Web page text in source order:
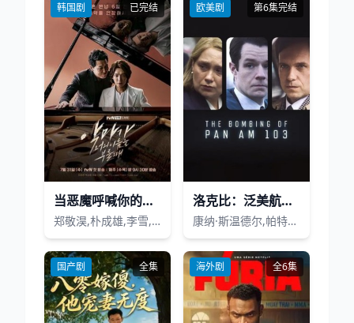
韩国剧 已完结
当恶魔呼喊你的名字时
郑敬淏,朴成雄,李雪,李艾,宋江,尹敬浩,金炯默,金元海,崔愉松
欧美剧 第6集完结
洛克比：泛美航空103号航班爆炸案第一季
康纳·斯温德尔,帕特里克·J·亚当斯,梅里特·韦弗,彼得·穆兰,托尼·库兰
国产剧 全集 海外剧 全6集